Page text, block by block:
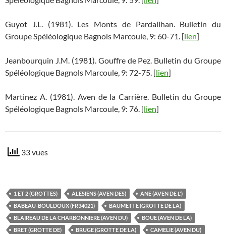
Guyot J.L. (1981). Les Monts de Pardailhan. Bulletin du
Groupe Spéléologique Bagnols Marcoule, 9: 60-71. [lien]
Jeanbourquin J.M. (1981). Gouffre de Pez. Bulletin du Groupe
Spéléologique Bagnols Marcoule, 9: 72-75. [lien]
Martinez A. (1981). Aven de la Carrière. Bulletin du Groupe
Spéléologique Bagnols Marcoule, 9: 76. [lien]
33 vues
1 ET 2 (GROTTES) ALESIENS (AVEN DES)
ANE (AVEN DE L')
BABEAU-BOULDOUX (FR34021)
BAUMETTE (GROTTE DE LA)
BLAIREAU DE LA CHARBONNIERE (AVEN DU)
BOUE (AVEN DE LA)
BRET (GROTTE DE)
BRUGE (GROTTE DE LA)
CAMELIE (AVEN DU)